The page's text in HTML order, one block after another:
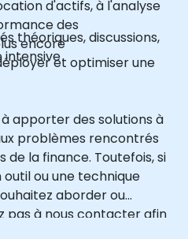
d'actifs, à l'analyse
des
encore
et optimiser une
théoriques, discussions,
intensive
apporter des solutions à
problèmes rencontrés
de la finance. Toutefois, si
outil ou une technique
aborder ou
pas à nous contacter afin